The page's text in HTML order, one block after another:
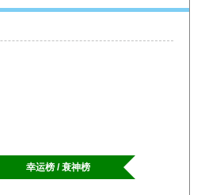
幸运榜 / 衰神榜